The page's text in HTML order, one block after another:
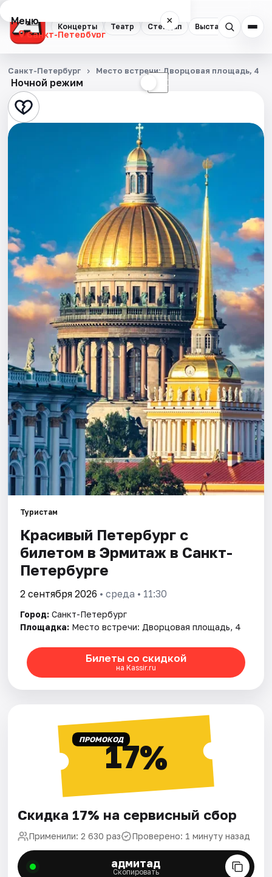
Концерты Театр Стендап Выставки
Меню ×
Санкт-Петербург
Концерты
Театр
Стендап
Спорт
События
Города
Площадки
Артисты
Рейтинги
Ночной режим ☾
Санкт-Петербург Место встречи: Дворцовая площадь, 4
Туристам
Красивый Петербург с
билетом в Эрмитаж в Санкт-
Петербурге
2 сентября 2026 • среда • 11:30
Город: Санкт-Петербург
Площадка: Место встречи: Дворцовая площадь, 4
Билеты со скидкой
на Kassir.ru
ПРОМОКОД17%
Скидка 17% на сервисный сбор
Применили: 2 630 раз Проверено: 1 минуту назад
адмитад
Скопировать